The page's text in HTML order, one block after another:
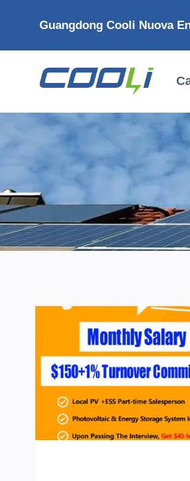
Guangdong Cooli Nuova